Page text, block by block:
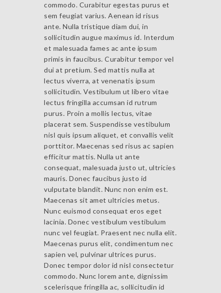
commodo. Curabitur egestas purus et
sem feugiat varius. Aenean id risus
ante. Nulla tristique diam dui, in
sollicitudin augue maximus id. Interdum
et malesuada fames ac ante ipsum
primis in faucibus. Curabitur tempor vel
dui at pretium. Sed mattis nulla at
lectus viverra, at venenatis ipsum
sollicitudin. Vestibulum ut libero vitae
lectus fringilla accumsan id rutrum
purus. Proin a mollis lectus, vitae
placerat sem. Suspendisse vestibulum
nisl quis ipsum aliquet, et convallis velit
porttitor. Maecenas sed risus ac sapien
efficitur mattis. Nulla ut ante
consequat, malesuada justo ut, ultricies
mauris. Donec faucibus justo id
vulputate blandit. Nunc non enim est.
Maecenas sit amet ultricies metus.
Nunc euismod consequat eros eget
lacinia. Donec vestibulum vestibulum
nunc vel feugiat. Praesent nec nulla elit.
Maecenas purus elit, condimentum nec
sapien vel, pulvinar ultrices purus.
Donec tempor dolor id nisl consectetur
commodo. Nunc lorem ante, dignissim
scelerisque fringilla ac, sollicitudin id